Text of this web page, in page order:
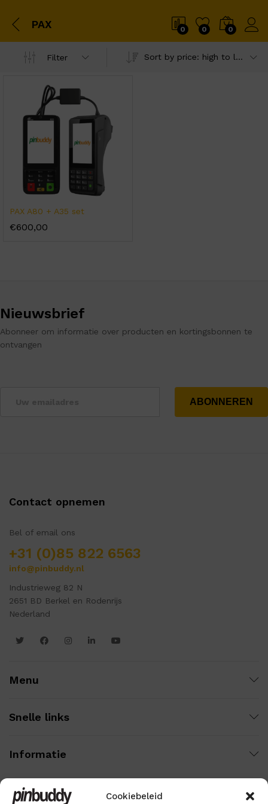
Cookiebeleid
PAX 0 0 0
Filter Sort by price: high to low
PAX A80 + A35 set
€600,00
Nieuwsbrief
Abonneer om informatie over producten en kortingsbonnen te
ontvangen
Contact opnemen
Bel of email ons
+31 (0)85 822 6563
info@pinbuddy.nl
Industrieweg 82 N
2651 BD Berkel en Rodenrijs
Nederland
Menu
Snelle links
Informatie